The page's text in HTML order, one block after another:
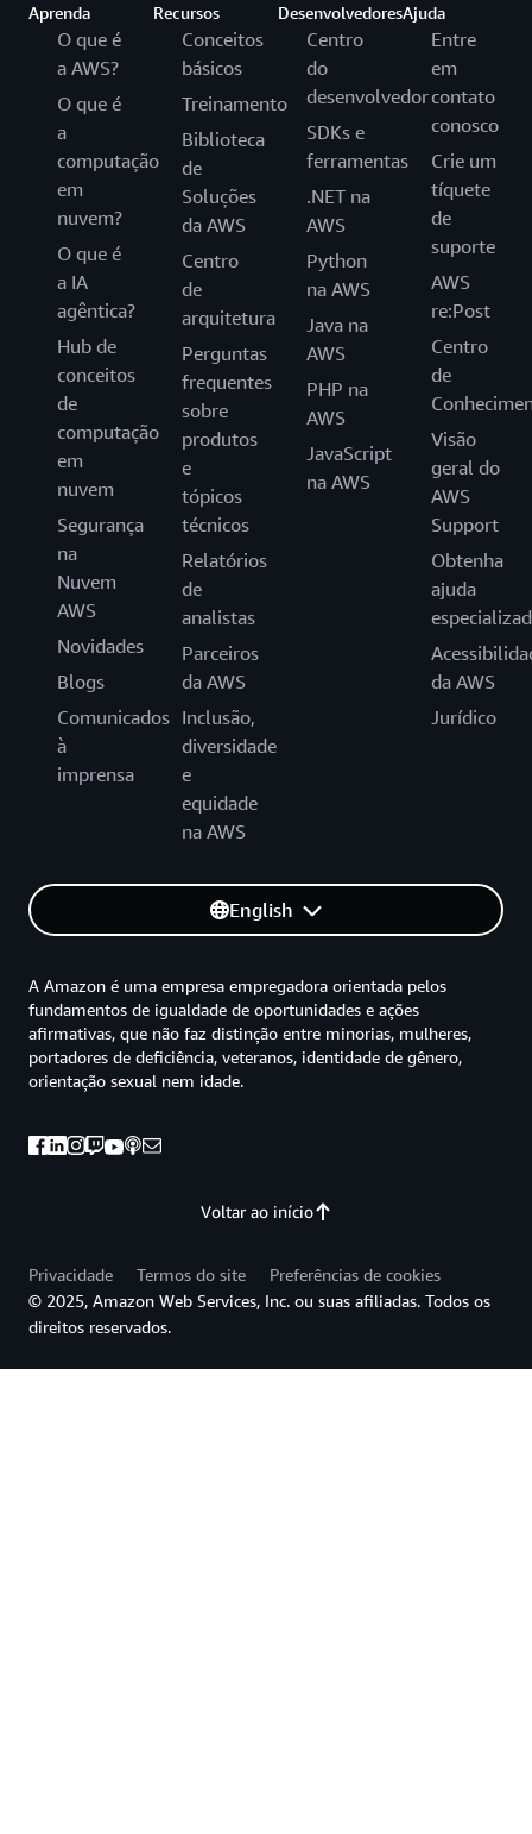
Aprenda
O que é
a AWS?
O que é
a
computação
em
nuvem?
O que é
a IA
agêntica?
Hub de
conceitos
de
computação
em
nuvem
Segurança
na
Nuvem
AWS
Novidades
Blogs
Comunicados
à
imprensa
Recursos
Conceitos
básicos
Treinamento
Biblioteca
de
Soluções
da AWS
Centro
de
arquitetura
Perguntas
frequentes
sobre
produtos
e
tópicos
técnicos
Relatórios
de
analistas
Parceiros
da AWS
Inclusão,
diversidade
e
equidade
na AWS
Desenvolvedores
Centro
do
desenvolvedor
SDKs e
ferramentas
.NET na
AWS
Python
na AWS
Java na
AWS
PHP na
AWS
JavaScript
na AWS
Ajuda
Entre
em
contato
conosco
Crie um
tíquete
de
suporte
AWS
re:Post
Centro
de
Visão
geral do
AWS
Support
Obtenha
ajuda
da AWS
Jurídico
English
Voltar ao início
A Amazon é uma empresa empregadora orientada pelos
fundamentos de igualdade de oportunidades e ações
afirmativas, que não faz distinção entre minorias, mulheres,
portadores de deficiência, veteranos, identidade de gênero,
orientação sexual nem idade.
Privacidade Termos do site
Preferências de cookies
© 2025, Amazon Web Services, Inc. ou suas afiliadas. Todos os
direitos reservados.